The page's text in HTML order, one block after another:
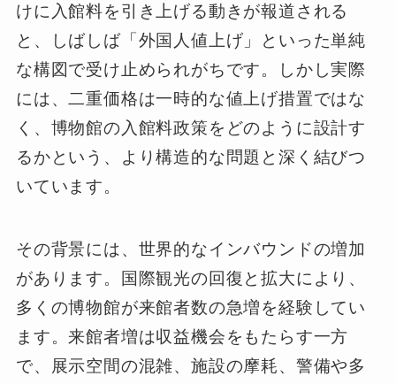
けに入館料を引き上げる動きが報道される
と、しばしば「外国人値上げ」といった単純
な構図で受け止められがちです。しかし実際
には、二重価格は一時的な値上げ措置ではな
く、博物館の入館料政策をどのように設計す
るかという、より構造的な問題と深く結びつ
いています。
その背景には、世界的なインバウンドの増加
があります。国際観光の回復と拡大により、
多くの博物館が来館者数の急増を経験してい
ます。来館者増は収益機会をもたらす一方
で、展示空間の混雑、施設の摩耗、警備や多